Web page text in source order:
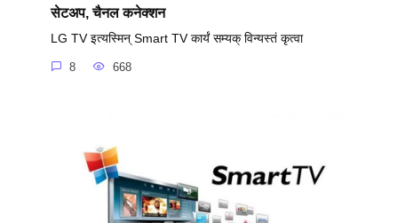
सेटअप, चैनल कनेक्शन
LG TV इत्यस्मिन् Smart TV कार्यं सम्यक् विन्यस्तं कृत्वा
8 668